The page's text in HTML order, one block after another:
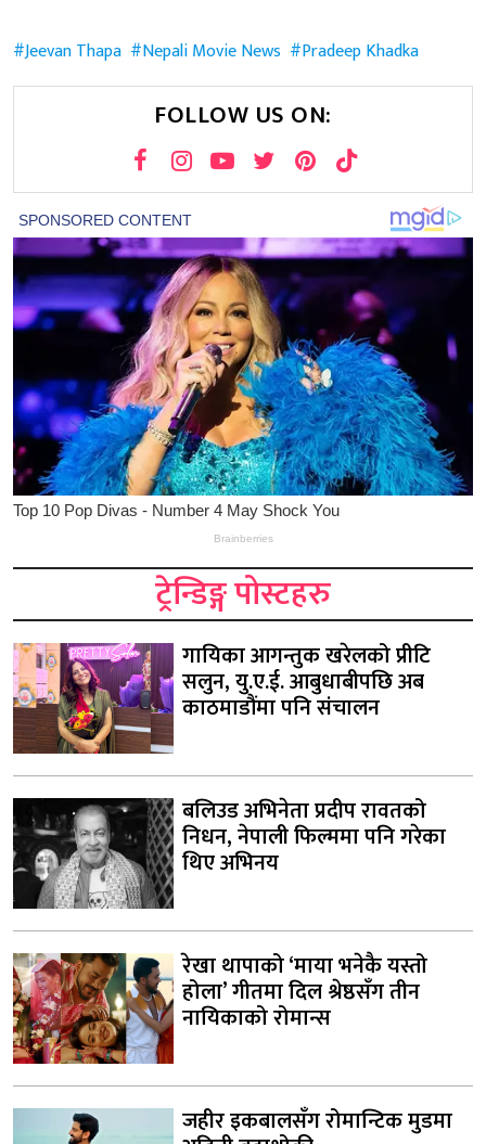
Jeevan Thapa Nepali Movie News Pradeep Khadka
FOLLOW US ON:
ट्रेन्डिङ्ग पोस्टहरु
गायिका आगन्तुक खरेलको प्रीटि
सलुन, यु.ए.ई. आबुधाबीपछि अब
काठमाडौंमा पनि संचालन
बलिउड अभिनेता प्रदीप रावतको
निधन, नेपाली फिल्ममा पनि गरेका
थिए अभिनय
रेखा थापाको ‘माया भनेकै यस्तो
होला’ गीतमा दिल श्रेष्ठसँग तीन
नायिकाको रोमान्स
जहीर इकबालसँग रोमान्टिक मुडमा